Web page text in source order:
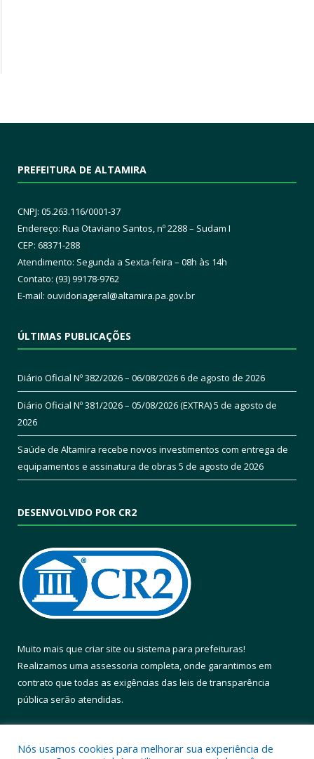
PREFEITURA DE ALTAMIRA
CNPJ: 05.263.116/0001-37
Endereço: Rua Otaviano Santos, nº 2288 – Sudam I
CEP: 68371-288
Atendimento: Segunda a Sexta-feira – 08h às 14h
Contato: (93) 99178-9762
E-mail: ouvidoriageral@altamira.pa.gov.br
ÚLTIMAS PUBLICAÇÕES
Diário Oficial Nº 382/2026 – 06/08/20266 de agosto de 2026
Diário Oficial Nº 381/2026 – 05/08/2026 (EXTRA)5 de agosto de
2026
Saúde de Altamira recebe novos investimentos com entrega de
equipamentos e assinatura de obras 5 de agosto de 2026
DESENVOLVIDO POR CR2
Muito mais que criar site ou sistema para prefeituras!
Realizamos uma assessoria completa, onde garantimos em
contrato que todas as exigências das leis de transparência
pública serão atendidas.
Nós usamos cookies para melhorar sua experiência de